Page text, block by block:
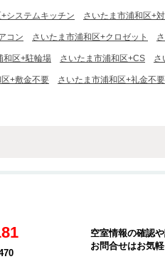
システムキッチン さいたま市浦和区+
コン さいたま市浦和区+クロゼット
和区+駐輪場 さいたま市浦和区+CS さ
+敷金不要 さいたま市浦和区+礼金不要
空室情報の確認
お問合せはお気